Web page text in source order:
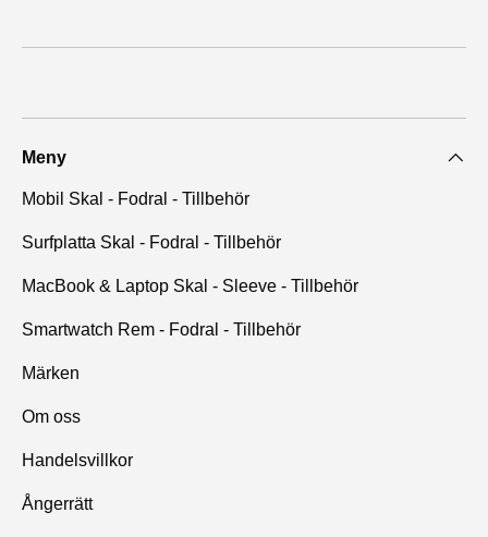
Meny
Mobil Skal - Fodral - Tillbehör
Surfplatta Skal - Fodral - Tillbehör
MacBook & Laptop Skal - Sleeve - Tillbehör
Smartwatch Rem - Fodral - Tillbehör
Märken
Om oss
Handelsvillkor
Ångerrätt